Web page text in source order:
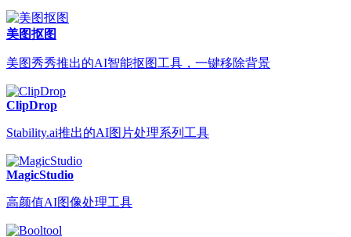
美图抠图
美图秀秀推出的AI智能抠图工具，一键移除背景
ClipDrop
Stability.ai推出的AI图片处理系列工具
MagicStudio
高颜值AI图像处理工具